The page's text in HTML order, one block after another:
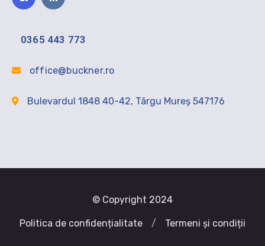
0365 443 773
office@buckner.ro
Bulevardul 1848 40-42, Târgu Mureș 547176
© Copyright 2024
Politica de confidențialitate / Termeni și condiții